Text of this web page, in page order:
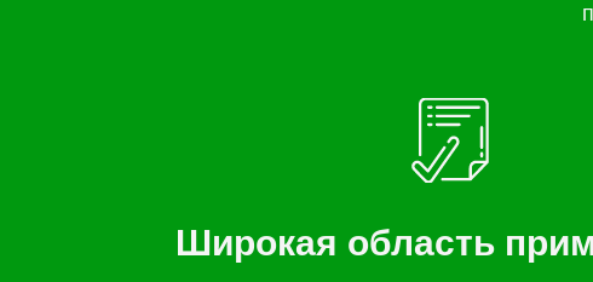
Широкая область